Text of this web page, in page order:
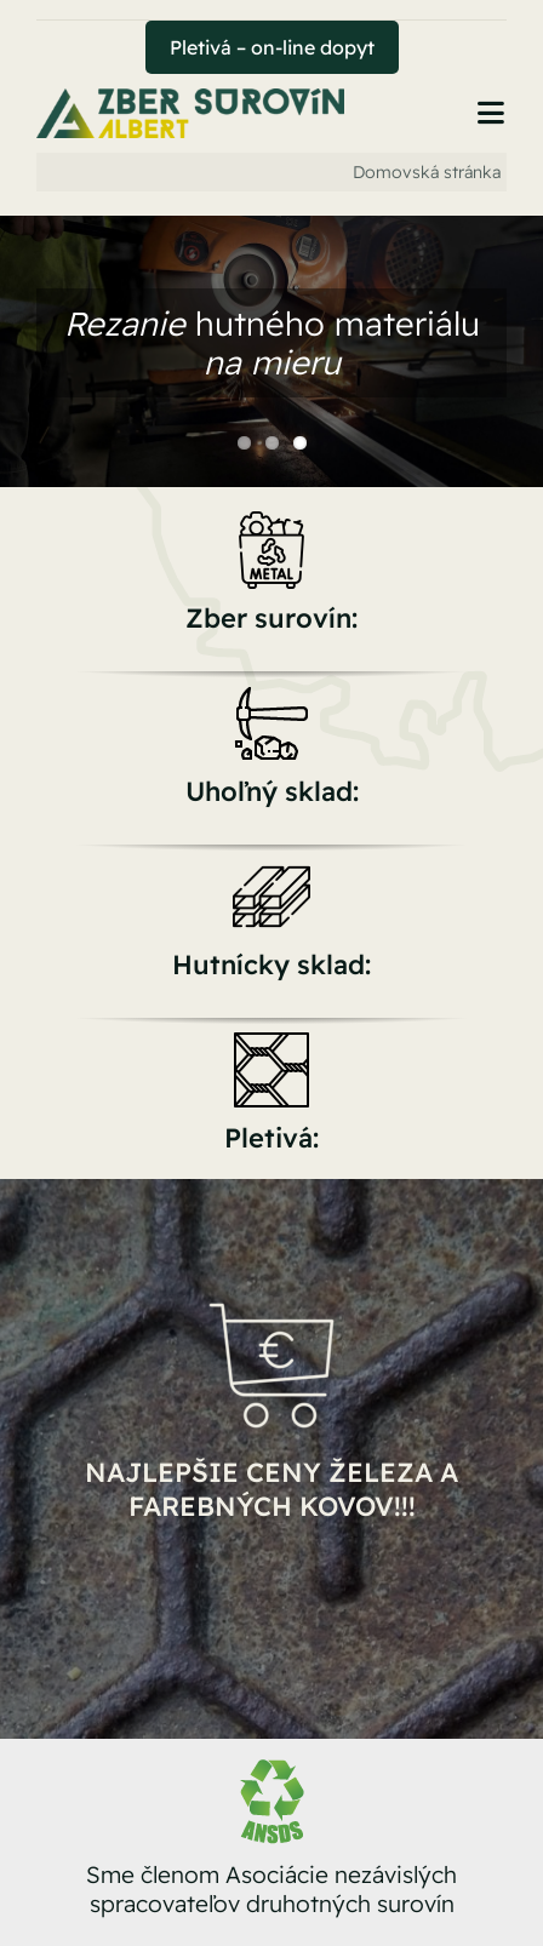
Pletivá – on-line dopyt
Zber surovín
Uhoľný sklad
Hutný sklad
Domovská stránka
Rezaniehutného materiálu
na mieru
Zber surovín:
Uhoľný sklad:
Hutnícky sklad:
Pletivá:
NAJLEPŠIE CENY ŽELEZA A
FAREBNÝCH KOVOV!!!
Sme členom Asociácie nezávislých
spracovateľov druhotných surovín